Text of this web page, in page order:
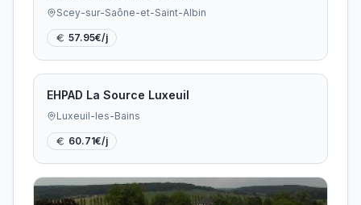
Scey-sur-Saône-et-Saint-Albin
57.95€/j
EHPAD La Source Luxeuil
Luxeuil-les-Bains
60.71€/j